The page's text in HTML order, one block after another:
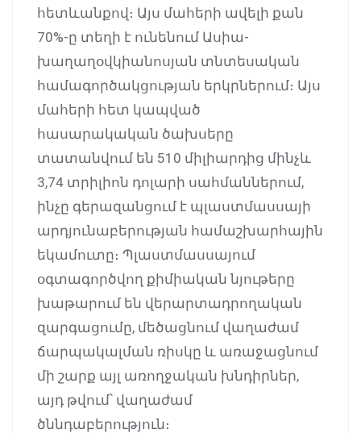
հետևանքով։ Այս մահերի ավելի քան
70%-ը տեղի է ունենում Ասիա-
խաղաղօվկիանոսյան տնտեսական
համագործակցության երկրներում։ Այս
մահերի հետ կապված
հասարակական ծախսերը
տատանվում են 510 միլիարդից մինչև
3,74 տրիլիոն դոլարի սահմաններում,
ինչը գերազանցում է պլաստմասսայի
արդյունաբերության համաշխարհային
եկամուտը։ Պլաստմասսայում
օգտագործվող քիմիական նյութերը
խաթարում են վերարտադրողական
զարգացումը, մեծացնում վաղաժամ
ճարպակալման ռիսկը և առաջացնում
մի շարք այլ առողջական խնդիրներ,
այդ թվում՝ վաղաժամ
ծննդաբերություն։